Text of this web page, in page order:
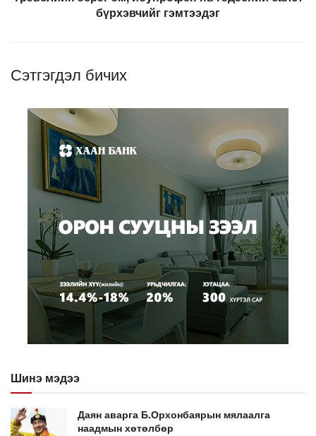
бүрхэвчийг гэмтээдэг
Сэтгэгдэл бичих
Шинэ мэдээ
Даян аварга Б.Орхонбаярын мялаалга
наадмын хөтөлбөр